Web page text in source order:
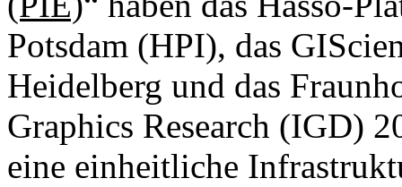
Potsdam (HPI), das
Heidelberg und das
Graphics Research (IGD)
eine einheitliche